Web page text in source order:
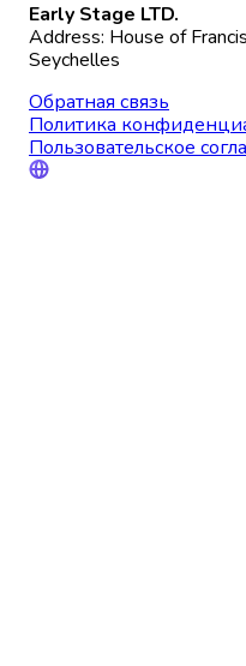
Early Stage LTD.
Address: House of
Seychelles
Обратная связь
Политика
Пользовательское